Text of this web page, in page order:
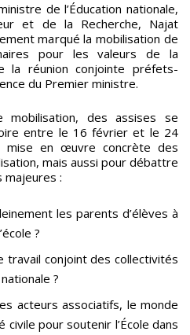
de l’Éducation nationale,
et de la Recherche, Najat
marqué la mobilisation de
pour les valeurs de la
la réunion conjointe préfets-
du Premier ministre.
mobilisation, des assises se
entre le 16 février et le 24
mise en œuvre concrète des
mais aussi pour débattre
:
les parents d’élèves à
?
travail conjoint des collectivités
?
acteurs associatifs, le monde
pour soutenir l’École dans